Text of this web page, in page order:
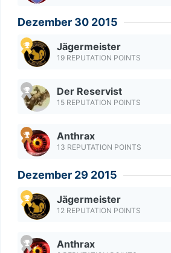
Dezember 30 2015
Jägermeister
19 REPUTATION POINTS
Der Reservist
15 REPUTATION POINTS
Anthrax
13 REPUTATION POINTS
Dezember 29 2015
Jägermeister
12 REPUTATION POINTS
Anthrax